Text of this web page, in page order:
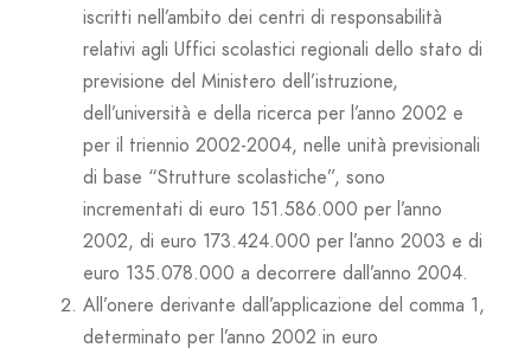
iscritti nell’ambito dei centri di responsabilità
relativi agli Uffici scolastici regionali dello stato di
previsione del Ministero dell’istruzione,
dell’università e della ricerca per l’anno 2002 e
per il triennio 2002-2004, nelle unità previsionali
di base “Strutture scolastiche”, sono
incrementati di euro 151.586.000 per l’anno
2002, di euro 173.424.000 per l’anno 2003 e di
euro 135.078.000 a decorrere dall’anno 2004.
All’onere derivante dall’applicazione del comma 1,
determinato per l’anno 2002 in euro